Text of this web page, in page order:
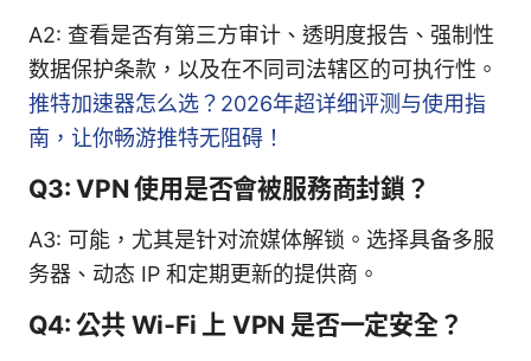
A2: 查看是否有第三方审计、透明度报告、强制性
数据保护条款，以及在不同司法辖区的可执行性。
推特加速器怎么选？2026年超详细评测与使用指
南，让你畅游推特无阻碍！
Q3: VPN 使用是否會被服務商封鎖？
A3: 可能，尤其是针对流媒体解锁。选择具备多服
务器、动态 IP 和定期更新的提供商。
Q4: 公共 Wi‑Fi 上 VPN 是否一定安全？